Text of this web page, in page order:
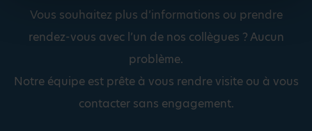
Vous souhaitez plus d’informations ou prendre
rendez-vous avec l’un de nos collègues ? Aucun
problème.
Notre équipe est prête à vous rendre visite ou à vous
contacter sans engagement.